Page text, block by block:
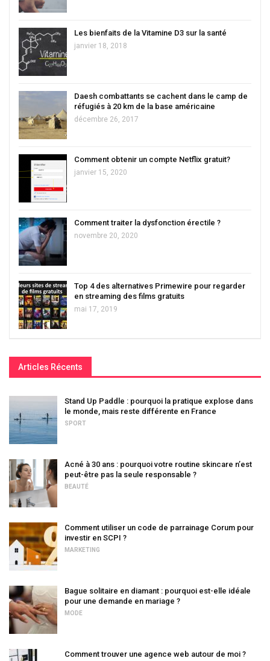
Les bienfaits de la Vitamine D3 sur la santé
janvier 18, 2018
Daesh combattants se cachent dans le camp de
réfugiés à 20 km de la base américaine
décembre 26, 2017
Comment obtenir un compte Netflix gratuit?
janvier 15, 2020
Comment traiter la dysfonction érectile ?
novembre 20, 2020
Top 4 des alternatives Primewire pour regarder
en streaming des films gratuits
mai 17, 2019
Articles Récents
Stand Up Paddle : pourquoi la pratique explose dans
le monde, mais reste différente en France
SPORT
Acné à 30 ans : pourquoi votre routine skincare n’est
peut-être pas la seule responsable ?
BEAUTÉ
Comment utiliser un code de parrainage Corum pour
investir en SCPI ?
MARKETING
Bague solitaire en diamant : pourquoi est-elle idéale
pour une demande en mariage ?
MODE
Comment trouver une agence web autour de moi ?